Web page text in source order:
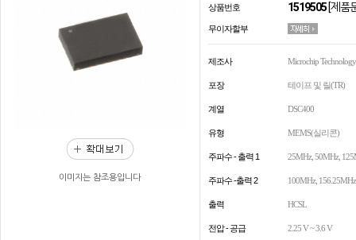
이미지는 참조용입니다
상품번호
1519505 [제품
무이자할부
제조사 Microchip Technology
포장 테이프 및 릴(TR)
계열 DSC400
유형 MEMS(실리콘)
주파수 - 출력 1 25MHz, 50MHz,
주파수 -출력 2 100MHz, 156.25MHz
출력 HCSL
전압 - 공급 2.25 V ~ 3.6 V